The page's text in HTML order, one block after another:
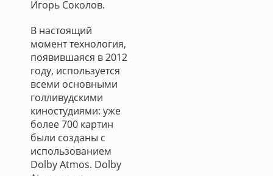
Игорь Соколов.
В настоящий
момент технология,
появившаяся в 2012
году, используется
всеми основными
голливудскими
киностудиями: уже
более 700 картин
были созданы с
использованием
Dolby Atmos. Dolby